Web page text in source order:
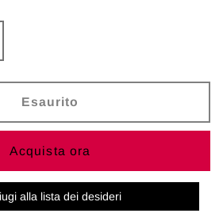
Esaurito
Acquista ora
alla lista dei desideri